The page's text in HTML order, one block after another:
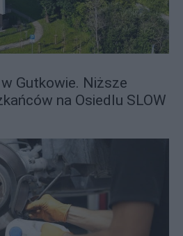
Gutkowie. Niższe
na Osiedlu SLOW